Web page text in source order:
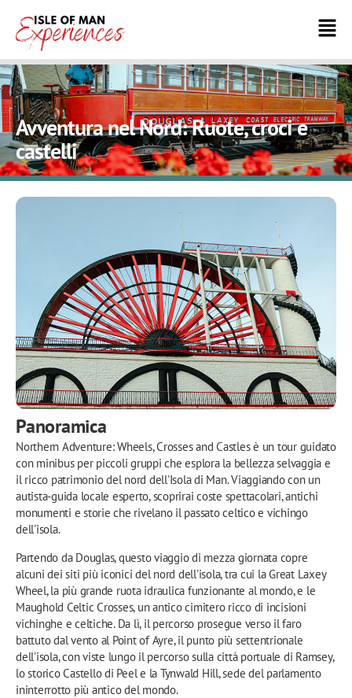
Avventura nel Nord: Ruote, croci e
castelli
Panoramica
Northern Adventure: Wheels, Crosses and Castles è un tour guidato
con minibus per piccoli gruppi che esplora la bellezza selvaggia e
il ricco patrimonio del nord dell'Isola di Man. Viaggiando con un
autista-guida locale esperto, scoprirai coste spettacolari, antichi
monumenti e storie che rivelano il passato celtico e vichingo
dell'isola.
Partendo da Douglas, questo viaggio di mezza giornata copre
alcuni dei siti più iconici del nord dell'isola, tra cui la Great Laxey
Wheel, la più grande ruota idraulica funzionante al mondo, e le
Maughold Celtic Crosses, un antico cimitero ricco di incisioni
vichinghe e celtiche. Da lì, il percorso prosegue verso il faro
battuto dal vento al Point of Ayre, il punto più settentrionale
dell'isola, con viste lungo il percorso sulla città portuale di Ramsey,
lo storico Castello di Peel e la Tynwald Hill, sede del parlamento
ininterrotto più antico del mondo.